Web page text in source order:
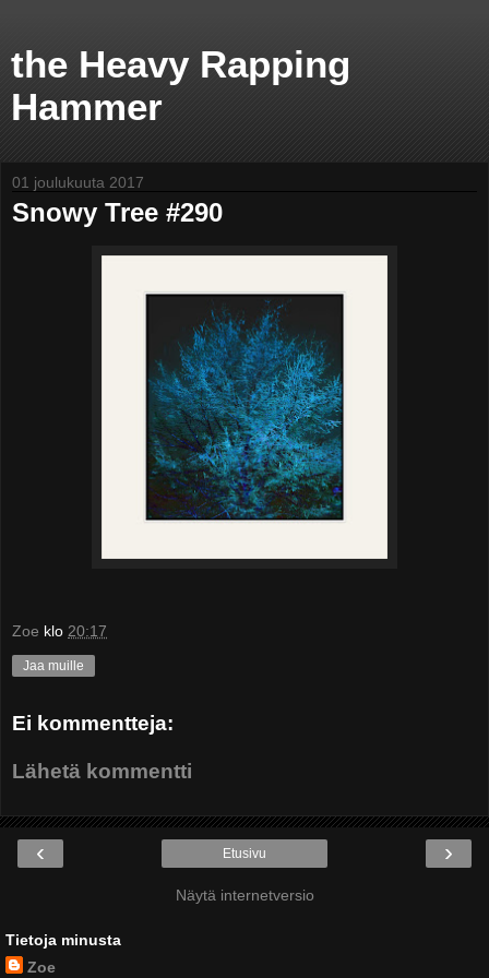
the Heavy Rapping
Hammer
01 joulukuuta 2017
Snowy Tree #290
Zoe klo 20:17
Jaa muille
Ei kommentteja:
Lähetä kommentti
‹ ›
Etusivu
Näytä internetversio
Tietoja minusta
Zoe